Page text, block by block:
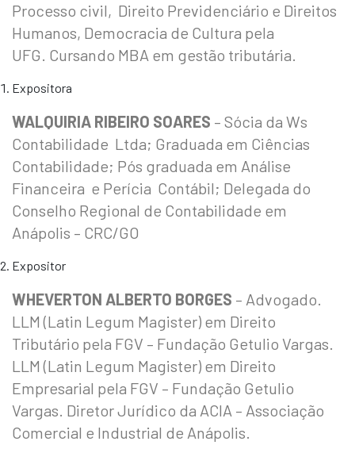
Processo civil, Direito Previdenciário e Direitos
Humanos, Democracia de Cultura pela
UFG. Cursando MBA em gestão tributária.
Expositora
WALQUIRIA RIBEIRO SOARES – Sócia da Ws
Contabilidade Ltda; Graduada em Ciências
Contabilidade; Pós graduada em Análise
Financeira e Perícia Contábil; Delegada do
Conselho Regional de Contabilidade em
Anápolis – CRC/GO
Expositor
WHEVERTON ALBERTO BORGES – Advogado.
LLM (Latin Legum Magister) em Direito
Tributário pela FGV – Fundação Getulio Vargas.
LLM (Latin Legum Magister) em Direito
Empresarial pela FGV – Fundação Getulio
Vargas. Diretor Jurídico da ACIA – Associação
Comercial e Industrial de Anápolis.